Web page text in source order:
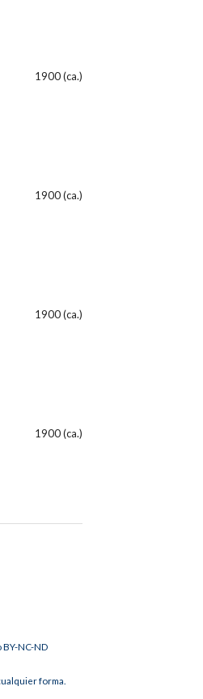
1900 (ca.)
1900 (ca.)
1900 (ca.)
1900 (ca.)
NC-ND
forma.